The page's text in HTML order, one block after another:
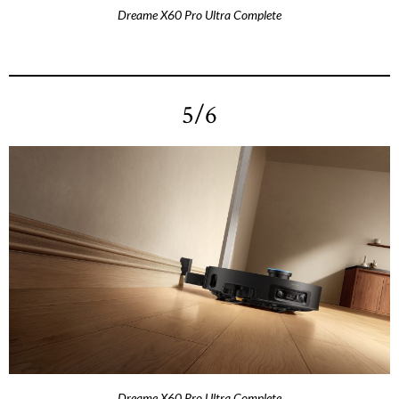
Dreame X60 Pro Ultra Complete
5/6